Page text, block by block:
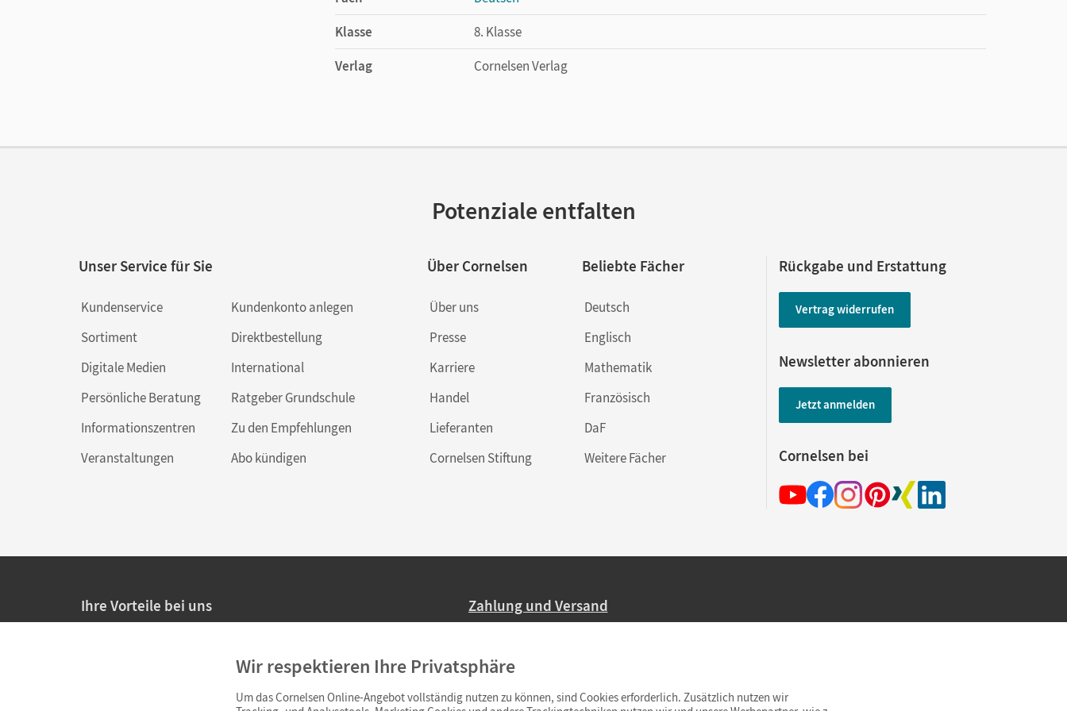
Wir empfehlen die Nutzung aller digitalen Angebote auf unserer Lehr- und Lernplattform lernen.cornelsen.de
Klasse
8. Klasse
Verlag
Cornelsen Verlag
Potenziale entfalten
Unser Service für Sie
Kundenservice
Sortiment
Digitale Medien
Persönliche Beratung
Informationszentren
Veranstaltungen
Kundenkonto anlegen
Direktbestellung
International
Ratgeber Grundschule
Zu den Empfehlungen
Abo kündigen
Über Cornelsen
Über uns
Presse
Karriere
Handel
Lieferanten
Cornelsen Stiftung
Beliebte Fächer
Deutsch
Englisch
Mathematik
Französisch
DaF
Weitere Fächer
Rückgabe und Erstattung
Vertrag widerrufen
Newsletter abonnieren
Jetzt anmelden
Cornelsen bei
Ihre Vorteile bei uns
Persönliche Angebote für Lehrkräfte
Zahlung und Versand
Ab 59,– EUR Bestellwert liefern wir versandkostenfrei innerhalb Deutschlands
(Lieferung in 3–6 Tagen).
Wir respektieren Ihre Privatsphäre
Um das Cornelsen Online-Angebot vollständig nutzen zu können, sind Cookies erforderlich. Zusätzlich nutzen wir